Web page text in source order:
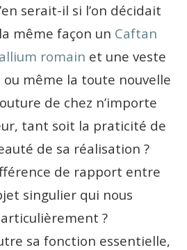
serait-il si l’on décidait
même façon un Caftan
romain et une veste
même la toute nouvelle
de chez n’importe
tant soit la praticité de
de sa réalisation ?
de rapport entre
singulier qui nous
?
sa fonction essentielle,